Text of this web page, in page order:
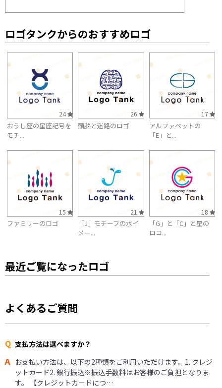
ロゴタンクからのおすすめロゴ
24
おうし座の星座記号を
モチ...
26
頭脳と迷路のロゴ
17
アルファベットの
「E」と...
15
ファミリーのロゴ
21
「J」モチーフの水イ
メー...
18
「G」と「C」と星の
ロコ...
最近ご覧になったロゴ
よくあるご質問
Q 支払方法は選べますか？
A お支払い方法は、以下の2種類をご利用いただけます。1. クレジ
ットカード2. 銀行振込※振込手数料はお客様のご負担となりま
す。 【クレジットカードにつ…